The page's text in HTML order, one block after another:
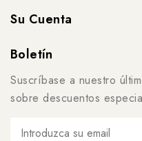
Su Cuenta
Boletín
Suscríbase a nuestro
sobre descuentos